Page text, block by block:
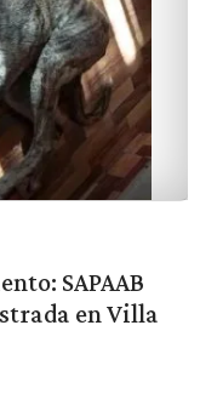
SAPAAB
en Villa